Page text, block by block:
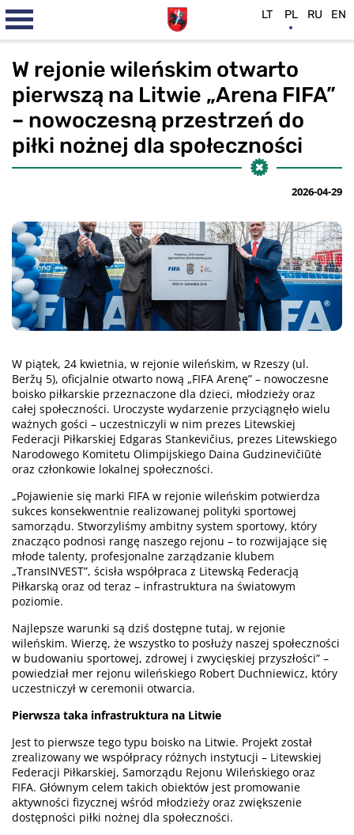
W rejonie wileńskim otwarto
pierwszą na Litwie „Arena FIFA”
– nowoczesną przestrzeń do
piłki nożnej dla społeczności
2026-04-29
W piątek, 24 kwietnia, w rejonie wileńskim, w Rzeszy (ul.
Beržų 5), oficjalnie otwarto nową „FIFA Arenę” – nowoczesne
boisko piłkarskie przeznaczone dla dzieci, młodzieży oraz
całej społeczności. Uroczyste wydarzenie przyciągnęło wielu
ważnych gości – uczestniczyli w nim prezes Litewskiej
Federacji Piłkarskiej Edgaras Stankevičius, prezes Litewskiego
Narodowego Komitetu Olimpijskiego Daina Gudzinevičiūtė
oraz członkowie lokalnej społeczności.
„Pojawienie się marki FIFA w rejonie wileńskim potwierdza
sukces konsekwentnie realizowanej polityki sportowej
samorządu. Stworzyliśmy ambitny system sportowy, który
znacząco podnosi rangę naszego rejonu – to rozwijające się
młode talenty, profesjonalne zarządzanie klubem
„TransINVEST”, ścisła współpraca z Litewską Federacją
Piłkarską oraz od teraz – infrastruktura na światowym
poziomie.
Najlepsze warunki są dziś dostępne tutaj, w rejonie
wileńskim. Wierzę, że wszystko to posłuży naszej społeczności
w budowaniu sportowej, zdrowej i zwycięskiej przyszłości” –
powiedział mer rejonu wileńskiego Robert Duchniewicz, który
uczestniczył w ceremonii otwarcia.
Pierwsza taka infrastruktura na Litwie
Jest to pierwsze tego typu boisko na Litwie. Projekt został
zrealizowany we współpracy różnych instytucji – Litewskiej
Federacji Piłkarskiej, Samorządu Rejonu Wileńskiego oraz
FIFA. Głównym celem takich obiektów jest promowanie
aktywności fizycznej wśród młodzieży oraz zwiększenie
dostępności piłki nożnej dla społeczności.
LT PL RU EN